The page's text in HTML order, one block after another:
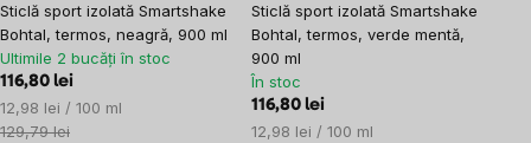
Sticlă sport izolată Smartshake
Bohtal, termos, neagră, 900 ml
Ultimile 2 bucăți în stoc
116,80 lei
Evaluare
preţ:
12,98 lei / 100 ml
129,79 lei
Sticlă sport izolată Smartshake
Bohtal, termos, verde mentă,
900 ml
În stoc
116,80 lei
Evaluare
12,98 lei / 100 ml